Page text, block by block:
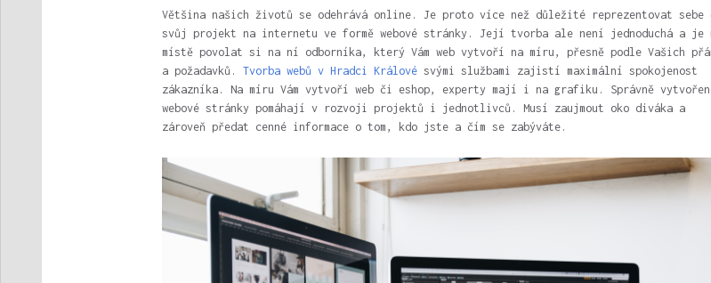
Většina našich životů se odehrává online. Je proto více než důležité reprezentovat sebe
svůj projekt na internetu ve formě webové stránky. Její tvorba ale není jednoduchá a je
místě povolat si na ní odborníka, který Vám web vytvoří na míru, přesně podle Vašich
a požadavků. Tvorba webů v Hradci Královésvými službami zajistí maximální spokojenost
zákazníka. Na míru Vám vytvoří web či eshop, experty mají i na grafiku. Správně
webové stránky pomáhají v rozvoji projektů i jednotlivců. Musí zaujmout oko diváka a
zároveň předat cenné informace o tom, kdo jste a čím se zabýváte.